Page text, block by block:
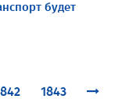
будет
1843